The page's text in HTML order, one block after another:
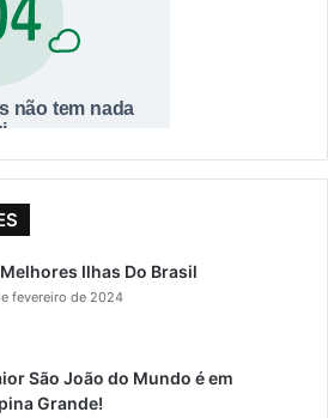
Ilhas Do Brasil
fevereiro de 2024
São João do Mundo é em
Grande!